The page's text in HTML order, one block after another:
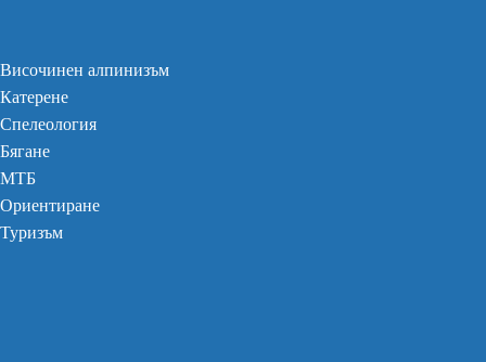
Височинен алпинизъм
Катерене
Спелеология
Бягане
МТБ
Ориентиране
Туризъм